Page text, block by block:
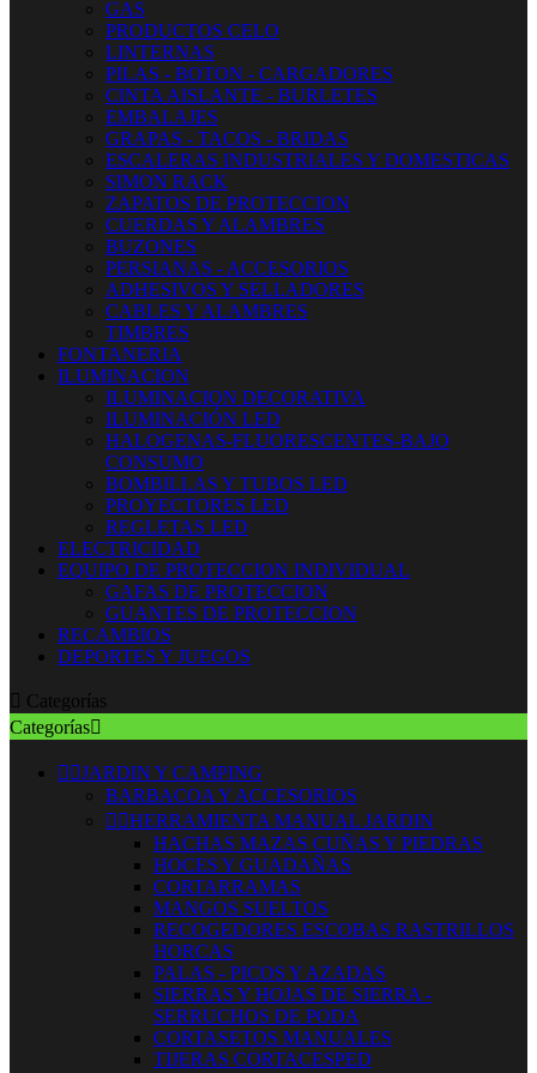
GAS
PRODUCTOS CELO
LINTERNAS
PILAS - BOTON - CARGADORES
CINTA AISLANTE - BURLETES
EMBALAJES
GRAPAS - TACOS - BRIDAS
ESCALERAS INDUSTRIALES Y DOMESTICAS
SIMON RACK
ZAPATOS DE PROTECCION
CUERDAS Y ALAMBRES
BUZONES
PERSIANAS - ACCESORIOS
ADHESIVOS Y SELLADORES
CABLES Y ALAMBRES
TIMBRES
FONTANERIA
ILUMINACION
ILUMINACION DECORATIVA
ILUMINACIÓN LED
HALOGENAS-FLUORESCENTES-BAJO
CONSUMO
BOMBILLAS Y TUBOS LED
PROYECTORES LED
REGLETAS LED
ELECTRICIDAD
EQUIPO DE PROTECCION INDIVIDUAL
GAFAS DE PROTECCION
GUANTES DE PROTECCION
RECAMBIOS
DEPORTES Y JUEGOS
 Categorías
Categorías
 JARDIN Y CAMPING
BARBACOA Y ACCESORIOS
 HERRAMIENTA MANUAL JARDIN
HACHAS MAZAS CUÑAS Y PIEDRAS
HOCES Y GUADAÑAS
CORTARRAMAS
MANGOS SUELTOS
RECOGEDORES ESCOBAS RASTRILLOS
HORCAS
PALAS - PICOS Y AZADAS
SIERRAS Y HOJAS DE SIERRA -
SERRUCHOS DE PODA
CORTASETOS MANUALES
TIJERAS CORTACESPED